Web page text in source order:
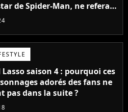
de Spider-Man, ne referait
ce blockbuster
Lasso saison 4 : pourquoi ces
adorés des fans ne
pas dans la suite ?